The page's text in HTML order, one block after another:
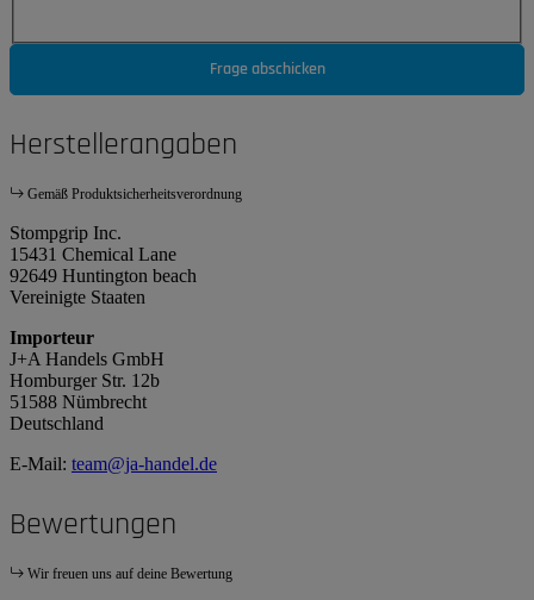
Frage abschicken
Herstellerangaben
Gemäß Produktsicherheitsverordnung
Stompgrip Inc.
15431 Chemical Lane
92649 Huntington beach
Vereinigte Staaten
Importeur
J+A Handels GmbH
Homburger Str. 12b
51588 Nümbrecht
Deutschland
E-Mail: team@ja-handel.de
Bewertungen
Wir freuen uns auf deine Bewertung